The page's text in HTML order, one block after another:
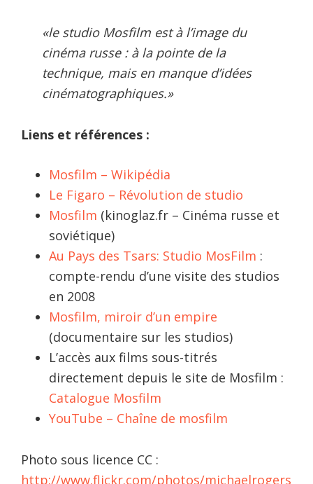
«le studio Mosfilm est à l’image du
cinéma russe : à la pointe de la
technique, mais en manque d’idées
cinématographiques.»
Liens et références :
Mosfilm – Wikipédia
Le Figaro – Révolution de studio
Mosfilm (kinoglaz.fr – Cinéma russe et
soviétique)
Au Pays des Tsars: Studio MosFilm :
compte-rendu d’une visite des studios
en 2008
Mosfilm, miroir d’un empire
(documentaire sur les studios)
L’accès aux films sous-titrés
directement depuis le site de Mosfilm :
Catalogue Mosfilm
YouTube – Chaîne de mosfilm
Photo sous licence CC :
http://www.flickr.com/photos/michaelrogers